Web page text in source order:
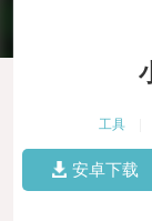
工具
安卓下载